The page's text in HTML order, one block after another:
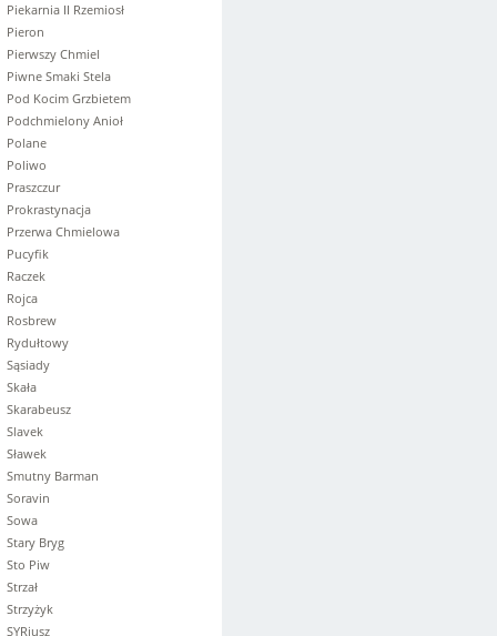
Piekarnia II Rzemiosł
Pieron
Pierwszy Chmiel
Piwne Smaki Stela
Pod Kocim Grzbietem
Podchmielony Anioł
Polane
Poliwo
Praszczur
Prokrastynacja
Przerwa Chmielowa
Pucyfik
Raczek
Rojca
Rosbrew
Rydułtowy
Sąsiady
Skała
Skarabeusz
Slavek
Sławek
Smutny Barman
Soravin
Sowa
Stary Bryg
Sto Piw
Strzał
Strzyżyk
SYRiusz